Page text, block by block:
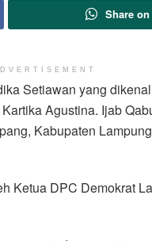
Share
Setiawan yang
Agustina. Ijab
Kabupaten
Ketua DPC Demokrat